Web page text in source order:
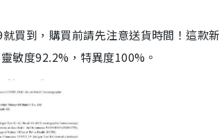
買到，購買前請先注意送貨時間！這款
敏度92.2%，特異度100%。